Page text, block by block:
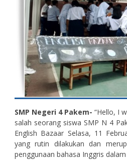
SMP Negeri 4 Pakem- “Hello, I
salah seorang siswa SMP N 4
English Bazaar Selasa, 11
yang rutin dilakukan dan
penggunaan bahasa Inggris